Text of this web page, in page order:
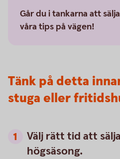
Går du i tankarna att
våra tips på vägen!
Tänk på detta
stuga eller
Välj rätt tid att
högsäsong.